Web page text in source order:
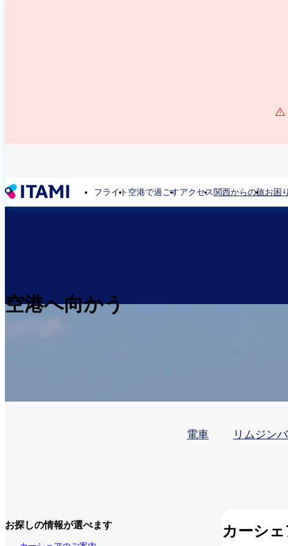
フライト 空港で過ごすアクセス 関西からの旅お困
空港へ向かう
電車 リムジン
お探しの情報が選べます カーシ